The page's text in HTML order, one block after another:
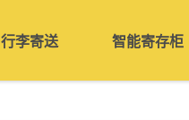
行李寄送 智能寄存柜